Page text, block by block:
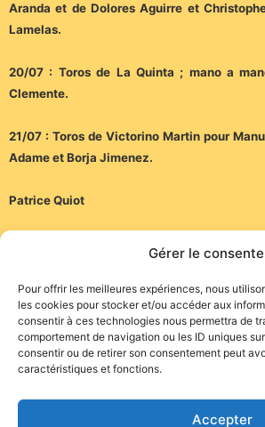
Gérer le
Pour offrir les meilleures expériences, nous
les cookies pour stocker et/ou accéder aux
consentir à ces technologies nous permettra de
comportement de navigation ou les ID uniques
consentir ou de retirer son consentement peut
caractéristiques et fonctions.
Accepter
Aranda et de Dolores Aguirre et
Lamelas.
20/07 : Toros de La Quinta ; mano a
Clemente.
21/07 : Toros de Victorino Martin pour
Adame et Borja Jimenez.
Patrice Quiot
Site de l'association